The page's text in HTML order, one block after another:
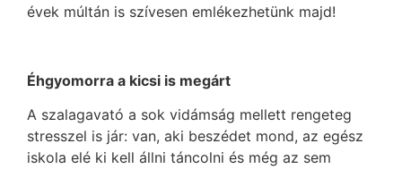
évek múltán is szívesen emlékezhetünk majd!
Éhgyomorra a kicsi is megárt
A szalagavató a sok vidámság mellett rengeteg
stresszel is jár: van, aki beszédet mond, az egész
iskola elé ki kell állni táncolni és még az sem